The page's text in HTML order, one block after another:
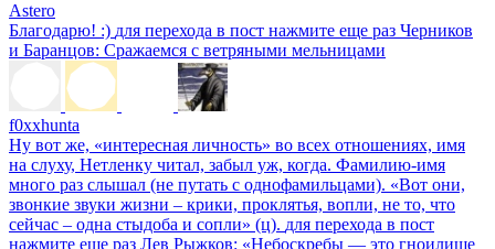
Astero
Благодарю! :) для перехода в пост нажмите еще раз Черников
и Баранцов: Сражаемся с ветряными мельницами
f0xxhunta
Ну вот же, «интересная личность» во всех отношениях, имя
на слуху, Нетленку читал, забыл уж, когда. Фамилию-имя
много раз слышал (не путать с однофамильцами). «Вот они,
звонкие звуки жизни – крики, проклятья, вопли, не то, что
сейчас – одна стыдоба и сопли» (ц). для перехода в пост
нажмите еще раз Лев Рыжков: «Небоскребы — это гноилище